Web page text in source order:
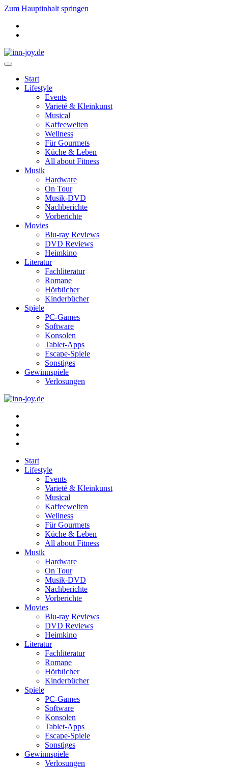
Zum Hauptinhalt springen
Start
Lifestyle
Events
Varieté & Kleinkunst
Musical
Kaffeewelten
Wellness
Für Gourmets
Küche & Leben
All about Fitness
Musik
Hardware
On Tour
Musik-DVD
Nachberichte
Vorberichte
Movies
Blu-ray Reviews
DVD Reviews
Heimkino
Literatur
Fachliteratur
Romane
Hörbücher
Kinderbücher
Spiele
PC-Games
Software
Konsolen
Tablet-Apps
Escape-Spiele
Sonstiges
Gewinnspiele
Verlosungen
Start
Lifestyle
Events
Varieté & Kleinkunst
Musical
Kaffeewelten
Wellness
Für Gourmets
Küche & Leben
All about Fitness
Musik
Hardware
On Tour
Musik-DVD
Nachberichte
Vorberichte
Movies
Blu-ray Reviews
DVD Reviews
Heimkino
Literatur
Fachliteratur
Romane
Hörbücher
Kinderbücher
Spiele
PC-Games
Software
Konsolen
Tablet-Apps
Escape-Spiele
Sonstiges
Gewinnspiele
Verlosungen